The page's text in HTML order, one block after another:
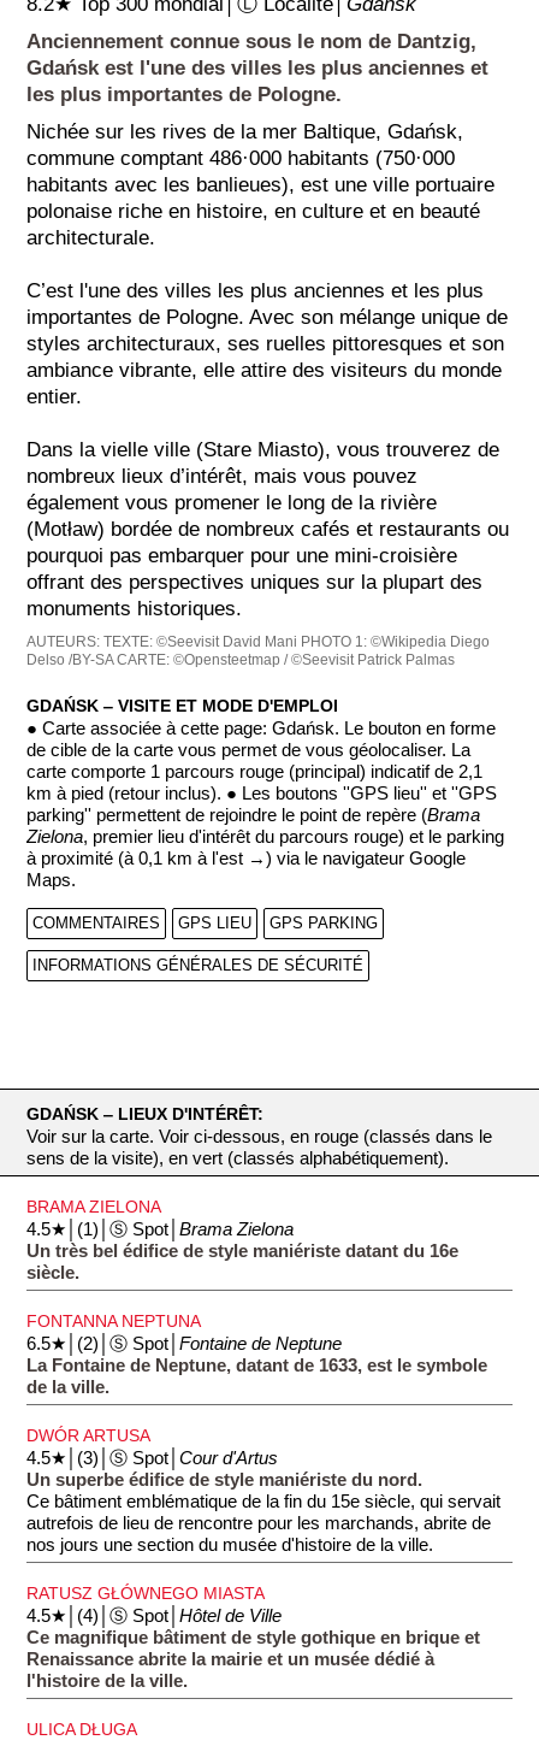
Anciennement connue sous le nom de Dantzig,
Gdańsk est l'une des villes les plus anciennes et
les plus importantes de Pologne.
Nichée sur les rives de la mer Baltique, Gdańsk,
commune comptant 486·000 habitants (750·000
habitants avec les banlieues), est une ville portuaire
polonaise riche en histoire, en culture et en beauté
architecturale.
C’est l'une des villes les plus anciennes et les plus
importantes de Pologne. Avec son mélange unique de
styles architecturaux, ses ruelles pittoresques et son
ambiance vibrante, elle attire des visiteurs du monde
entier.
Dans la vielle ville (Stare Miasto), vous trouverez de
nombreux lieux d’intérêt, mais vous pouvez
également vous promener le long de la rivière
(Motław) bordée de nombreux cafés et restaurants ou
pourquoi pas embarquer pour une mini-croisière
offrant des perspectives uniques sur la plupart des
monuments historiques.
AUTEURS:TEXTE: ©Seevisit David Mani PHOTO 1: ©Wikipedia Diego
Delso /BY-SA CARTE: ©Opensteetmap / ©Seevisit Patrick Palmas
GDAŃSK ‒ VISITE ET MODE D'EMPLOI
● Carte associée à cette page: Gdańsk. Le bouton en forme
de cible de la carte vous permet de vous géolocaliser. La
carte comporte 1 parcours rouge (principal) indicatif de 2,1
km à pied (retour inclus). ● Les boutons ''GPS lieu'' et ''GPS
parking'' permettent de rejoindre le point de repère (Brama
Zielona, premier lieu d'intérêt du parcours rouge) et le parking
à proximité (à 0,1 km à l'est →) via le navigateur Google
Maps.
COMMENTAIRES GPS LIEU GPS PARKING
INFORMATIONS GÉNÉRALES DE SÉCURITÉ
GDAŃSK ‒ LIEUX D'INTÉRÊT:
Voir sur la carte. Voir ci-dessous, en rouge (classés dans le
sens de la visite), en vert (classés alphabétiquement).
BRAMA ZIELONA
4.5★│(1)│Ⓢ Spot│Brama Zielona
Un très bel édifice de style maniériste datant du 16e
siècle.
FONTANNA NEPTUNA
6.5★│(2)│Ⓢ Spot│Fontaine de Neptune
La Fontaine de Neptune, datant de 1633, est le symbole
de la ville.
DWÓR ARTUSA
4.5★│(3)│Ⓢ Spot│Cour d'Artus
Un superbe édifice de style maniériste du nord.
Ce bâtiment emblématique de la fin du 15e siècle, qui servait
autrefois de lieu de rencontre pour les marchands, abrite de
nos jours une section du musée d'histoire de la ville.
RATUSZ GŁÓWNEGO MIASTA
4.5★│(4)│Ⓢ Spot│Hôtel de Ville
Ce magnifique bâtiment de style gothique en brique et
Renaissance abrite la mairie et un musée dédié à
l'histoire de la ville.
ULICA DŁUGA